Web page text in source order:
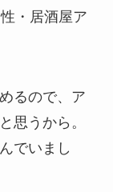
・居酒屋ア
るので、ア
思うから。
でいまし